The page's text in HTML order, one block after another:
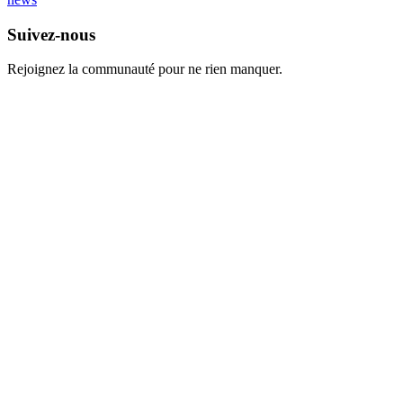
Suivez-nous
Rejoignez la communauté pour ne rien manquer.